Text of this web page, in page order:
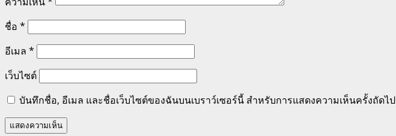
ชื่อ *
อีเมล *
เว็บไซต์
บันทึกชื่อ, อีเมล และชื่อเว็บไซต์ของฉันบนเบราว์เซอร์นี้ สำหรับการแสดงความเห็นครั้งถัดไป